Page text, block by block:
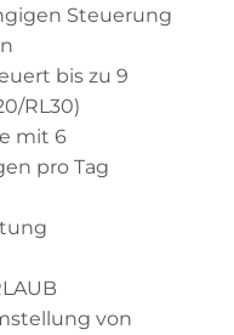
Steuerung
bis zu 9
RL30)
mit 6
pro Tag
von